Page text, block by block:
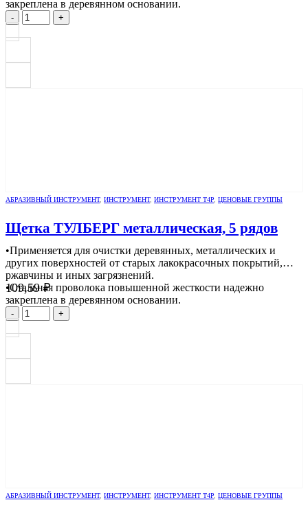
закреплена в деревянном основании.
- +
АБРАЗИВНЫЙ ИНСТРУМЕНТ, ИНСТРУМЕНТ, ИНСТРУМЕНТ Т4Р ЦЕНОВЫЕ ГРУППЫ
Щетка ТУЛБЕРГ металлическая, 5 рядов
•Применяется для очистки деревянных, металлических и
других поверхностей от старых лакокрасочных покрытий,
ржавчины и иных загрязнений.
•Стальная проволока повышенной жесткости надежно
закреплена в деревянном основании.
109,59₽
- +
АБРАЗИВНЫЙ ИНСТРУМЕНТ, ИНСТРУМЕНТ, ИНСТРУМЕНТ Т4Р, ЦЕНОВЫЕ ГРУППЫ